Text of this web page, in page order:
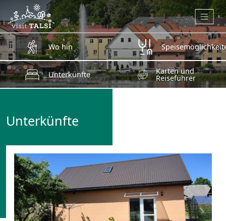
Zum Hauptinhalt springen
Wo hin
Unterkünfte Karten und
Reiseführer
Unterkünfte